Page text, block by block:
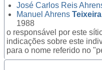
José Carlos Reis
Manuel Ahrens Teixeira
1988
o responsável por este
indicações sobre este
para o nome referido no